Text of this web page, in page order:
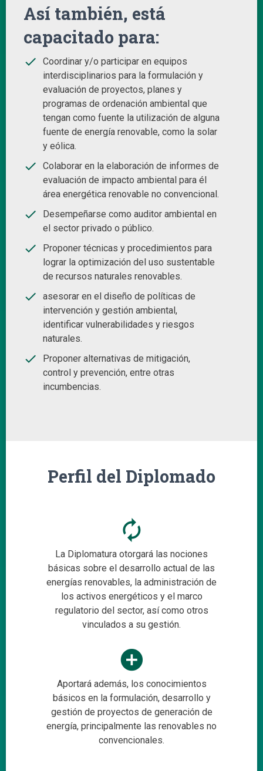
Así también, está
capacitado para:
done
Coordinar y/o participar en equipos
interdisciplinarios para la formulación y
evaluación de proyectos, planes y
programas de ordenación ambiental que
tengan como fuente la utilización de alguna
fuente de energía renovable, como la solar
y eólica.
done
Colaborar en la elaboración de informes de
evaluación de impacto ambiental para él
área energética renovable no convencional.
done
Desempeñarse como auditor ambiental en
el sector privado o público.
done
Proponer técnicas y procedimientos para
lograr la optimización del uso sustentable
de recursos naturales renovables.
done
asesorar en el diseño de políticas de
intervención y gestión ambiental,
identificar vulnerabilidades y riesgos
naturales.
done
Proponer alternativas de mitigación,
control y prevención, entre otras
incumbencias.
Perfil del Diplomado
autorenew
La Diplomatura otorgará las nociones
básicas sobre el desarrollo actual de las
energías renovables, la administración de
los activos energéticos y el marco
regulatorio del sector, así como otros
vinculados a su gestión.
add_circle
Aportará además, los conocimientos
básicos en la formulación, desarrollo y
gestión de proyectos de generación de
energía, principalmente las renovables no
convencionales.